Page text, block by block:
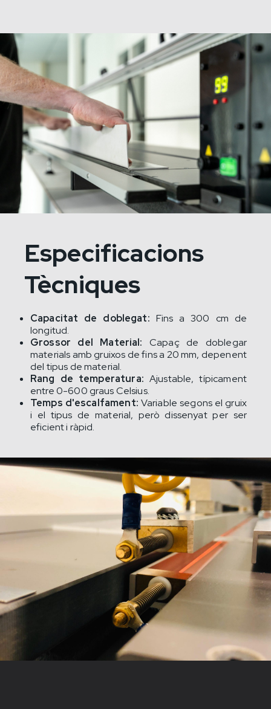
Especificacions
Tècniques
Capacitat de doblegat: Fins a 300 cm de
longitud.
Grossor del Material: Capaç de doblegar
materials amb gruixos de fins a 20 mm, depenent
del tipus de material.
Rang de temperatura: Ajustable, típicament
entre 0-600 graus Celsius.
Temps d'escalfament: Variable segons el gruix
i el tipus de material, però dissenyat per ser
eficient i ràpid.